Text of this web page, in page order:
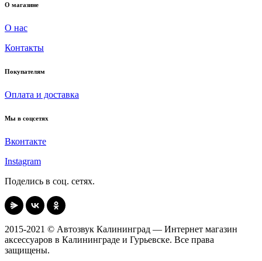
О магазине
О нас
Контакты
Покупателям
Оплата и доставка
Мы в соцсетях
Вконтакте
Instagram
Поделись в соц. сетях.
2015-2021 © Автозвук Калининград — Интернет магазин
аксессуаров в Калининграде и Гурьевске. Все права
защищены.